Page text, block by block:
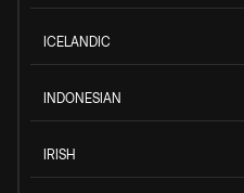
ICELANDIC
INDONESIAN
IRISH